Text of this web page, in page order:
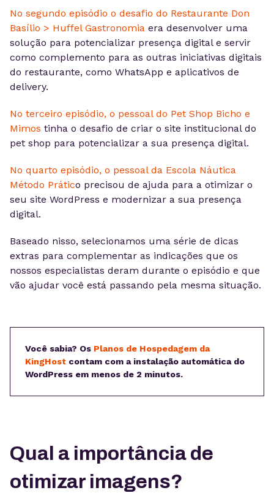
No segundo episódio o desafio do Restaurante Don
Basílio > Huffel Gastronomia era desenvolver uma
solução para potencializar presença digital e servir
como complemento para as outras iniciativas digitais
do restaurante, como WhatsApp e aplicativos de
delivery.
No terceiro episódio, o pessoal do Pet Shop Bicho e
Mimos tinha o desafio de criar o site institucional do
pet shop para potencializar a sua presença digital.
No quarto episódio, o pessoal da Escola Náutica
Método Prático precisou de ajuda para a otimizar o
seu site WordPress e modernizar a sua presença
digital.
Baseado nisso, selecionamos uma série de dicas
extras para complementar as indicações que os
nossos especialistas deram durante o episódio e que
vão ajudar você está passando pela mesma situação.
Você sabia? Os Planos de Hospedagem da
KingHost contam com a instalação automática do
WordPress em menos de 2 minutos.
Qual a importância de
otimizar imagens?